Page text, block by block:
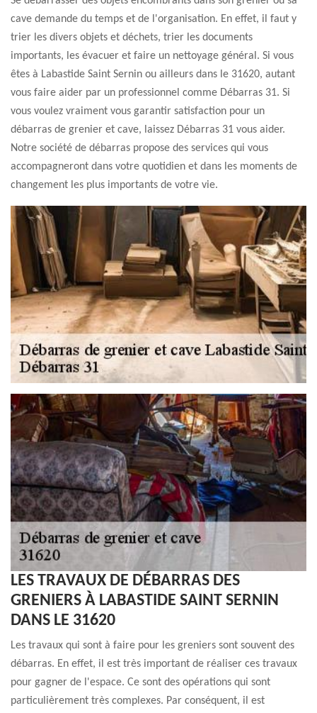
cave demande du temps et de l'organisation. En effet, il faut y
trier les divers objets et déchets, trier les documents
importants, les évacuer et faire un nettoyage général. Si vous
êtes à Labastide Saint Sernin ou ailleurs dans le 31620, autant
vous faire aider par un professionnel comme Débarras 31. Si
vous voulez vraiment vous garantir satisfaction pour un
débarras de grenier et cave, laissez Débarras 31 vous aider.
Notre société de débarras propose des services qui vous
accompagneront dans votre quotidien et dans les moments de
changement les plus importants de votre vie.
LES TRAVAUX DE DÉBARRAS DES
GRENIERS À LABASTIDE SAINT SERNIN
DANS LE 31620
Les travaux qui sont à faire pour les greniers sont souvent des
débarras. En effet, il est très important de réaliser ces travaux
pour gagner de l'espace. Ce sont des opérations qui sont
particulièrement très complexes. Par conséquent, il est